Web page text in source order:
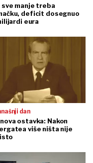
sve manje treba
deficit dosegnuo
eura
dan
ostavka: Nakon
više ništa nije